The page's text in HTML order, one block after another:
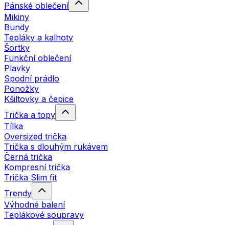
Pánské oblečení
Mikiny
Bundy
Tepláky a kalhoty
Šortky
Funkční oblečení
Plavky
Spodní prádlo
Ponožky
Kšiltovky a čepice
Trička a topy
Tílka
Oversized trička
Trička s dlouhým rukávem
Černá trička
Kompresní trička
Trička Slim fit
Trendy
Výhodné balení
Teplákové soupravy